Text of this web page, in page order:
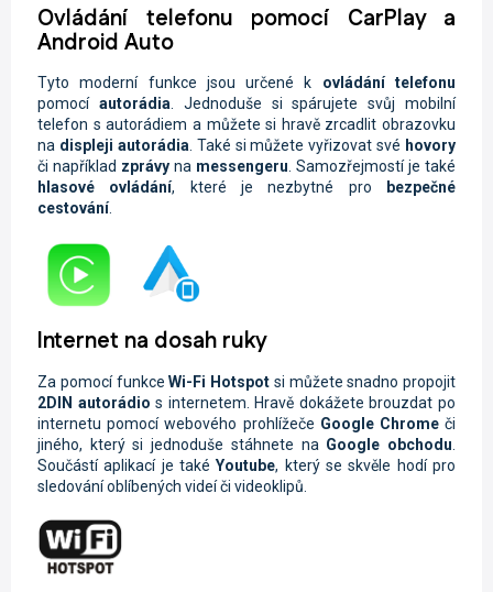
Ovládání telefonu pomocí CarPlay a
Android Auto
Tyto moderní funkce jsou určené k ovládání telefonu
pomocíautorádia . Jednoduše si spárujete svůj mobilní
telefon s autorádiem a můžete si hravě zrcadlit obrazovku
na displeji autorádia . Také si můžete vyřizovat své hovory
či například zprávy na messengeru . Samozřejmostí je také
hlasové ovládání, které je nezbytné pro
bezpečné
cestování.
Internet na dosah ruky
Za pomocí funkceWi-Fi Hotspot si můžete snadno propojit
2DIN autorádio s internetem. Hravě dokážete brouzdat po
internetu pomocí webového prohlížeče Google Chromeči
jiného, který si jednoduše stáhnete na Google obchodu
Součástí aplikací je takéYoutube, který se skvěle hodí pro
sledování oblíbených videí či videoklipů.